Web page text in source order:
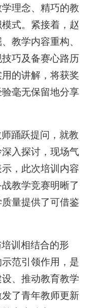
理念、精巧的教
式。紧接着，赵
教学内容重构、
巧及备赛心路历
的讲解，将获奖
毫无保留地分享
踊跃提问，就教
入探讨，现场气
，此次培训内容
教学竞赛明晰了
量提供了可借鉴
训相结合的形
范引领作用，是
、推动教育教学
了青年教师更新